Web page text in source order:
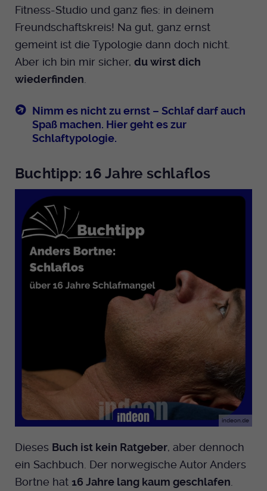
Fitness-Studio und ganz fies: in deinem
Freundschaftskreis! Na gut, ganz ernst
gemeint ist die Typologie dann doch nicht.
Aber ich bin mir sicher, du wirst dich
wiederfinden.
Nimm es nicht zu ernst – Schlaf darf auch
Spaß machen. Hier geht es zur
Schlaftypologie.
Buchtipp: 16 Jahre schlaflos
indeon.de
Dieses Buch ist kein Ratgeber, aber dennoch
ein Sachbuch. Der norwegische Autor Anders
Bortne hat 16 Jahre lang kaum geschlafen